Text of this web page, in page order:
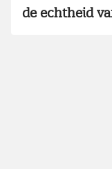
de echtheid